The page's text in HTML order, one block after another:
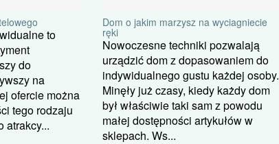
to
do
na
ofercie można
tego rodzaju
atrakcy...
Dom o jakim marzysz na wyciagniecie
ręki
Nowoczesne techniki pozwalają
urządzić dom z dopasowaniem do
indywidualnego gustu każdej osoby.
Minęły już czasy, kiedy każdy dom
był właściwie taki sam z powodu
małej dostępności artykułów w
sklepach. Ws...